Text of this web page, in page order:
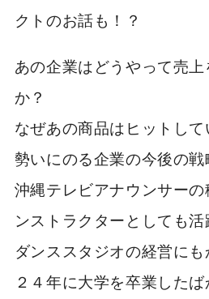
クトのお話も！？
あの企業はどうやって売
か？
なぜあの商品はヒットして
勢いにのる企業の今後の戦
沖縄テレビアナウンサー
ンストラクターとしても活
ダンススタジオの経営に
２４年に大学を卒業した